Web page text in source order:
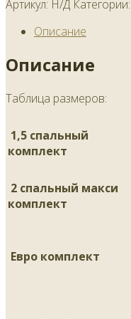
Артикул: Н/Д Категории:
Описание
Описание
Таблица размеров:
1,5 спальный
комплект
2 спальный макси
комплект
Евро комплект